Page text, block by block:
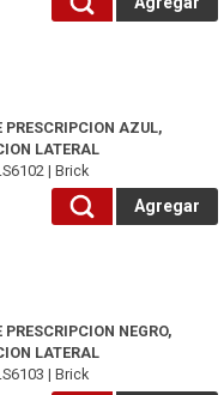
PRESCRIPCION AZUL,
LATERAL
| Brick
Agregar
PRESCRIPCION NEGRO,
LATERAL
| Brick